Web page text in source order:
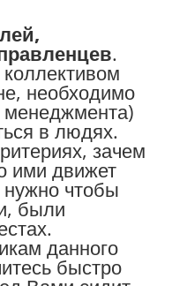
.
необходимо
в людях.
зачем
ими движет
нужно чтобы
были
данного
быстро